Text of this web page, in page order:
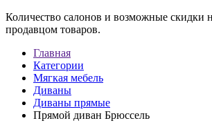
Количество салонов и возможные скидки
продавцом товаров.
Главная
Категории
Мягкая мебель
Диваны
Диваны прямые
Прямой диван Брюссель